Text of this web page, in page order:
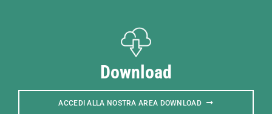
Download
ACCEDI ALLA NOSTRA AREA DOWNLOAD